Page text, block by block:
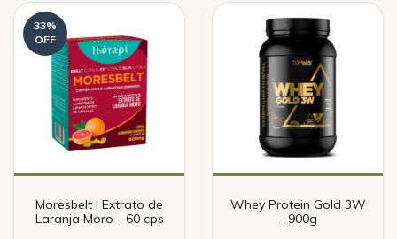
33%
OFF
Moresbelt I Extrato de
Laranja Moro - 60 cps
Whey Protein Gold 3W
- 900g